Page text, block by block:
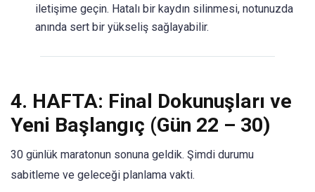
iletişime geçin. Hatalı bir kaydın silinmesi, notunuzda
anında sert bir yükseliş sağlayabilir.
4. HAFTA: Final Dokunuşları ve
Yeni Başlangıç (Gün 22 – 30)
30 günlük maratonun sonuna geldik. Şimdi durumu
sabitleme ve geleceği planlama vakti.